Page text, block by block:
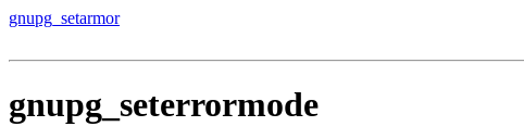
gnupg_setarmor
gnupg_seterrormode